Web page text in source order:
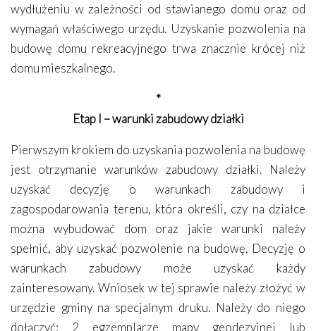
wydłużeniu w zależności od stawianego domu oraz od
wymagań właściwego urzędu. Uzyskanie pozwolenia na
budowę domu rekreacyjnego trwa znacznie krócej niż
domu mieszkalnego.
*
Etap I – warunki zabudowy działki
Pierwszym krokiem do uzyskania pozwolenia na budowę
jest otrzymanie warunków zabudowy działki. Należy
uzyskać decyzję o warunkach zabudowy i
zagospodarowania terenu, która określi, czy na działce
można wybudować dom oraz jakie warunki należy
spełnić, aby uzyskać pozwolenie na budowę. Decyzję o
warunkach zabudowy może uzyskać każdy
zainteresowany. Wniosek w tej sprawie należy złożyć w
urzędzie gminy na specjalnym druku. Należy do niego
dołączyć: 2 egzemplarze mapy geodezyjnej lub